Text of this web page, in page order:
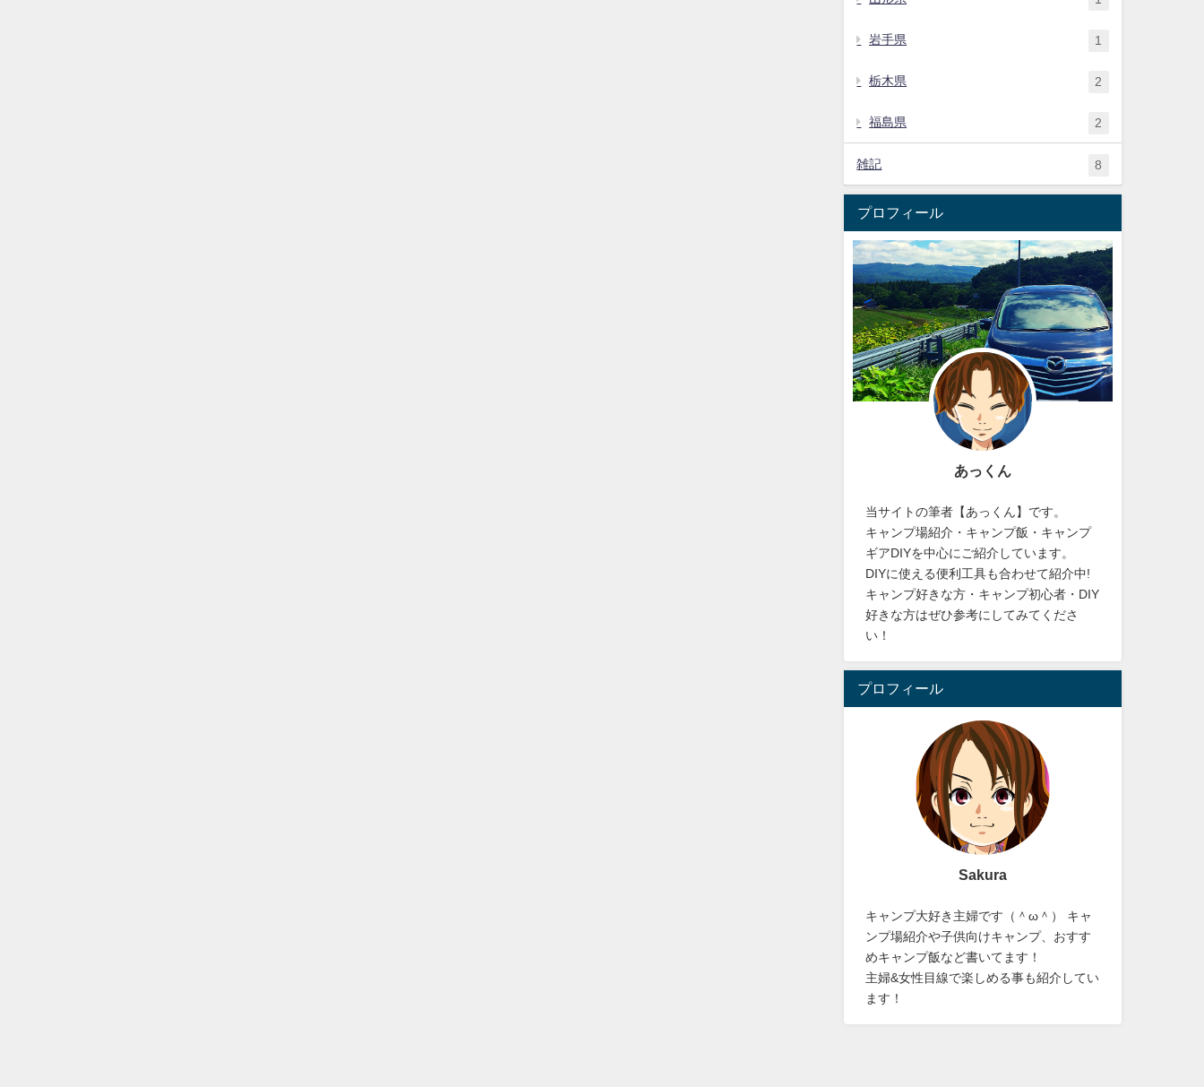
岩手県 1
栃木県 2
福島県 2
雑記 8
プロフィール
あっくん
当サイトの筆者【あっくん】です。
キャンプ場紹介・キャンプ飯・キャンプ
ギアDIYを中心にご紹介しています。
DIYに使える便利工具も合わせて紹介中!
キャンプ好きな方・キャンプ初心者・DIY
好きな方はぜひ参考にしてみてくださ
い！
プロフィール
Sakura
キャンプ大好き主婦です（＾ω＾） キャ
ンプ場紹介や子供向けキャンプ、おすす
めキャンプ飯など書いてます！
主婦&女性目線で楽しめる事も紹介してい
ます！